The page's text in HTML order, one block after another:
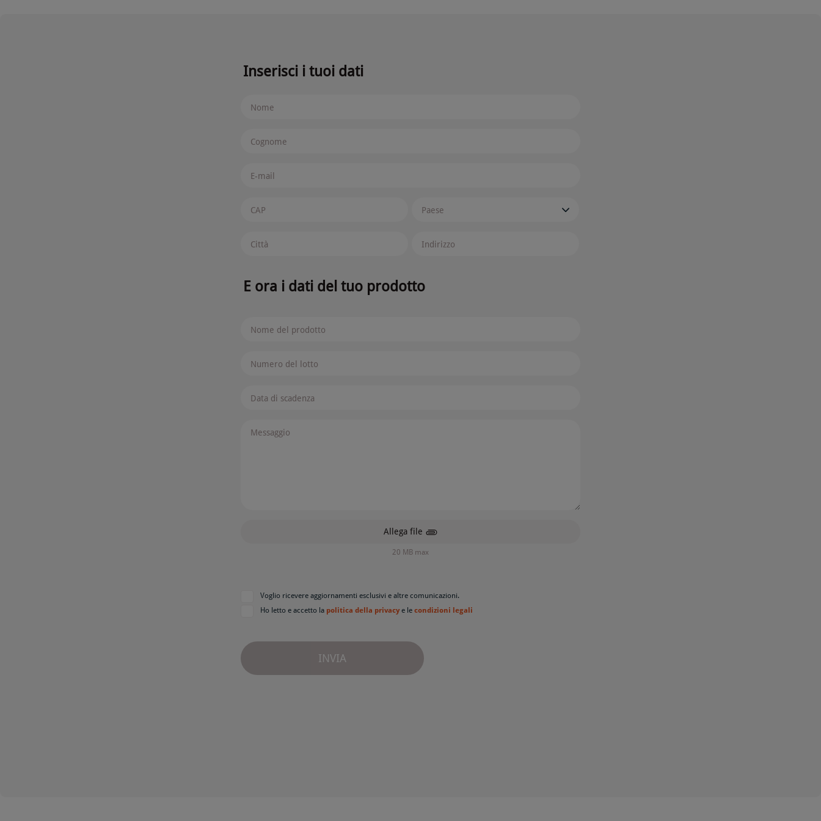
Inserisci i tuoi dati
Nome
Cognome
E-mail
CAP Paese
Città Indirizzo
E ora i dati del tuo prodotto
Nome del prodotto
Numero del lotto
Data di scadenza
Messaggio
Allega file
20 MB max
Voglio ricevere aggiornamenti esclusivi e altre comunicazioni.
Ho letto e accetto la politica della privacye le condizioni legali
INVIA